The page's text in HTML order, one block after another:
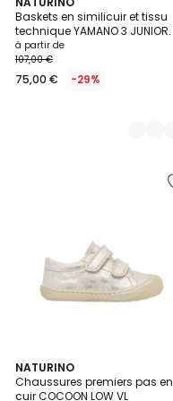
Baskets en similicuir et tissu
technique YAMANO 3 JUNIOR.
à partir de
107,00 €
75,00 € -29%
3
Couleurs
NATURINO
Chaussures premiers pas en
cuir COCOON LOW VL